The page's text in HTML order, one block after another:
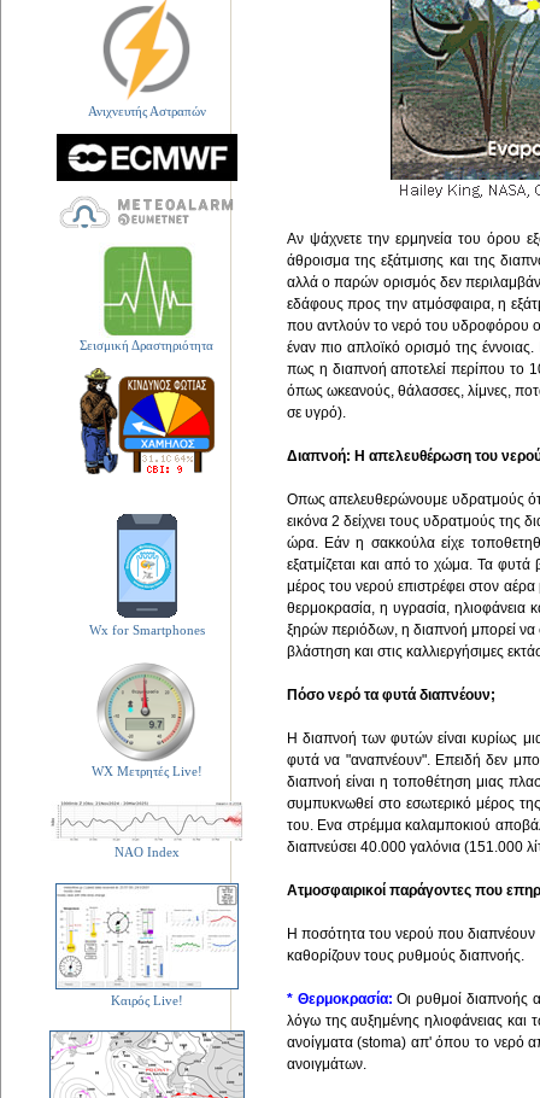
Ανιχνευτής Αστραπών
Σεισμική Δραστηριότητα
Wx for Smartphones
WX Μετρητές Live!
NAO Index
Καιρός Live!
Αν ψάχνετε την ερμηνεία του όρου
άθροισμα της εξάτμισης και της
αλλά ο παρών ορισμός δεν
εδάφους προς την ατμόσφαιρα, η
που αντλούν το νερό του υδροφόρου
έναν πιο απλοϊκό ορισμό της
πως η διαπνοή αποτελεί περίπου το
όπως ωκεανούς, θάλασσες, λίμνες,
σε υγρό).
Διαπνοή: Η απελευθέρωση του
Οπως απελευθερώνουμε υδρατμούς
εικόνα 2 δείχνει τους υδρατμούς της
ώρα. Εάν η σακκούλα είχε
εξατμίζεται και από το χώμα. Τα
μέρος του νερού επιστρέφει στον
θερμοκρασία, η υγρασία, ηλιοφάνεια
ξηρών περιόδων, η διαπνοή μπορεί να
βλάστηση και στις καλλιεργήσιμες
Πόσο νερό τα φυτά διαπνέουν;
Η διαπνοή των φυτών είναι κυρίως
φυτά να "αναπνέουν". Επειδή δεν
διαπνοή είναι η τοποθέτηση μιας
συμπυκνωθεί στο εσωτερικό μέρος
του. Ενα στρέμμα καλαμποκιού
διαπνεύσει 40.000 γαλόνια (151.000
Ατμοσφαιρικοί παράγοντες που
Η ποσότητα του νερού που διαπνέουν
καθορίζουν τους ρυθμούς διαπνοής.
* Θερμοκρασία: Οι ρυθμοί διαπνοής
λόγω της αυξημένης ηλιοφάνειας
ανοίγματα (stoma) απ' όπου το νερό
ανοιγμάτων.